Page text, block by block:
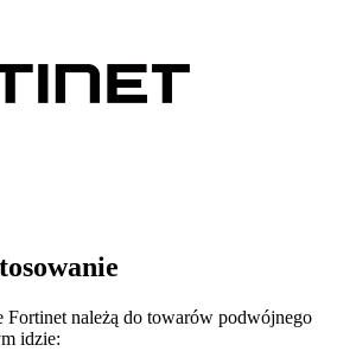
Fortinet należą do towarów podwójnego
idzie: